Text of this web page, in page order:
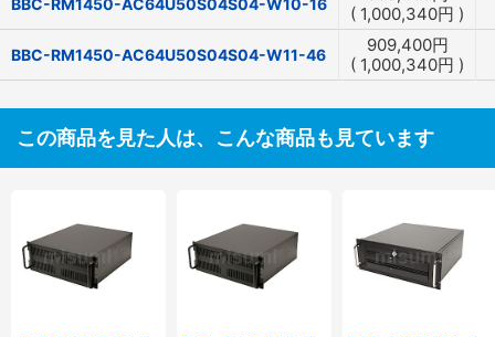
( 1,000,340円 )
BBC-RM1450-AC64U50S04S04-W11-46 909,400円
( 1,000,340円 )
この商品を見た人は、こんな商品も見ています